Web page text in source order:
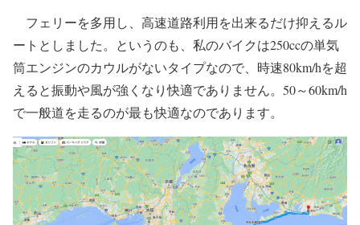
フェリーを多用し、高速道路利用を出来るだけ抑えるル
ートとしました。というのも、私のバイクは250ccの単気
筒エンジンのカウルがないタイプなので、時速80km/hを超
えると振動や風が強くなり快適でありません。50～60km/h
で一般道を走るのが最も快適なのであります。